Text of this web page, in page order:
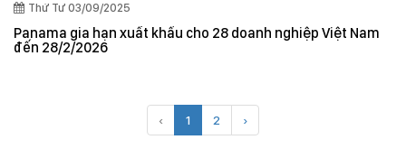
Thứ Tư 03/09/2025
Panama gia hạn xuất khẩu cho 28 doanh nghiệp Việt Nam
đến 28/2/2026
‹ 1 2 ›